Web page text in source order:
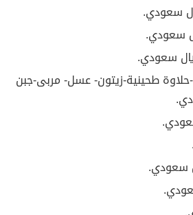
طحينية-زيتون- عسل- مربى-جبن